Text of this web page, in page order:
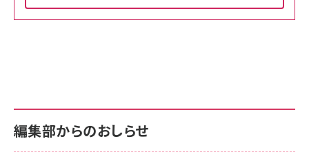
￥880
anan(アンアン)2026/06/24号 No.2500増刊
スペシャルエディション[王道エンタメの矜持／
サポート正規品 メーカー保証5年 KLMEA128G
NIMASO ガラスフィルム iPhone 17 用 保護フィ
サポート正規品 メーカー保証5年 KLMEA128G
Amazon eギフトカード - Amazonロゴ - クラ
編集部からのおしらせ